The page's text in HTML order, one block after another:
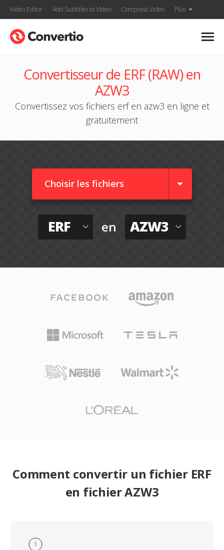
Video Editor Add Subtitles to Video Compress Video Plus
Convertisseur de ERF (RAW) en
AZW3
Convertissez vos fichiers erf en azw3 en ligne et
gratuitement
Choisir les fichiers
ERF en AZW3
Comment convertir un fichier ERF
en fichier AZW3
1